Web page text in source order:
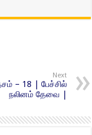
Next
– 18 | பேச்சில்
நலினம் தேவை |